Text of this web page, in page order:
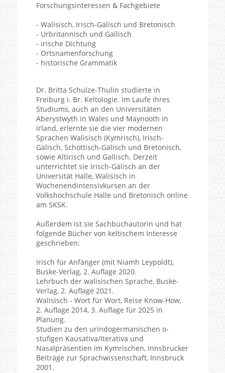
Forschungsinteressen & Fachgebiete
- Walisisch, Irisch-Gälisch und Bretonisch
- Urbritannisch und Gallisch
- irische Dichtung
- Ortsnamenforschung
- historische Grammatik
Dr. Britta Schulze-Thulin studierte in
Freiburg i. Br. Keltologie. Im Laufe ihres
Studiums, auch an den Universitäten
Aberystwyth in Wales und Maynooth in
Irland, erlernte sie die vier modernen
Sprachen Walisisch (Kymrisch), Irisch-
Gälisch, Schottisch-Gälisch und Bretonisch,
sowie Altirisch und Gallisch. Derzeit
unterrichtet sie Irisch-Gälisch an der
Universität Halle, Walisisch in
Wochenendintensivkursen an der
Volkshochschule Halle und Bretonisch online
am SKSK.
Außerdem ist sie Sachbuchautorin und hat
folgende Bücher von keltischem Interesse
geschrieben:
Irisch für Anfänger (mit Niamh Leypoldt),
Buske-Verlag, 2. Auflage 2020.
Lehrbuch der walisischen Sprache, Buske-
Verlag, 2. Auflage 2021.
Walisisch - Wort für Wort, Reise Know-How,
2. Auflage 2014, 3. Auflage für 2025 in
Planung.
Studien zu den urindogermanischen o-
stufigen Kausativa/Iterativa und
Nasalpräsentien im Kymrischen, Innsbrucker
Beiträge zur Sprachwissenschaft, Innsbruck
2001.